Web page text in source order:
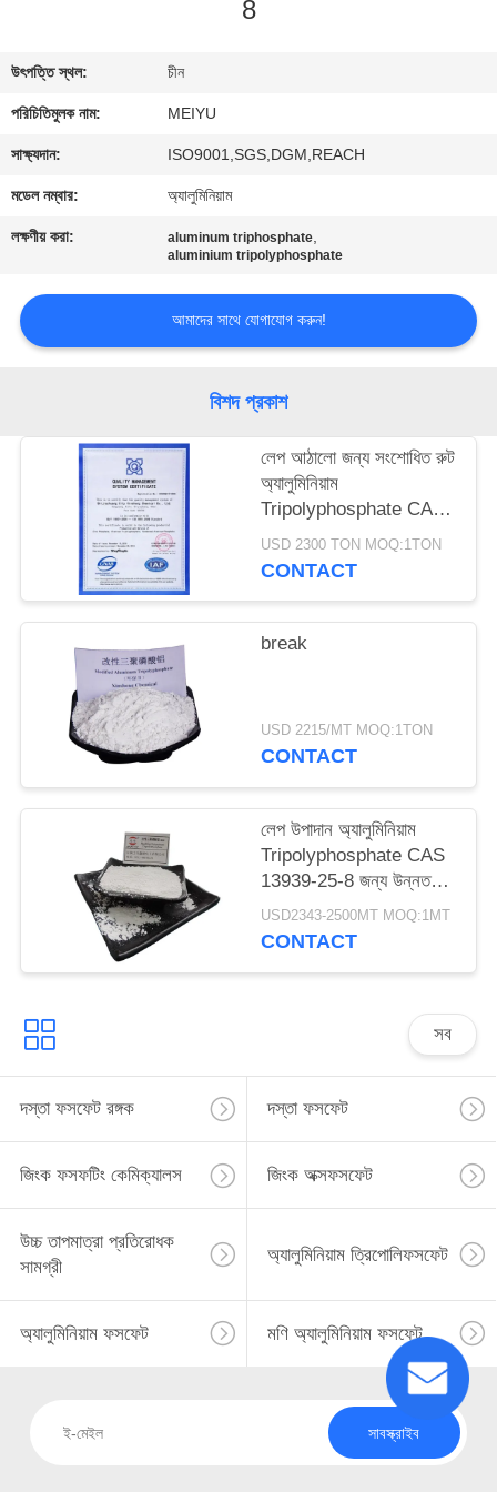
নিয়ন্ত্রণ
আমাদের
সাথে
যোগাযোগ
একটি
উদ্ধৃতি
PRIVACY
POLICY
8
উৎপত্তি স্থল: চীন
পরিচিতিমুলক নাম: MEIYU
সাক্ষ্যদান: ISO9001,SGS,DGM,REACH
মডেল নম্বার: অ্যালুমিনিয়াম
লক্ষণীয় করা: aluminum triphosphate,
aluminium tripolyphosphate
আমাদের সাথে যোগাযোগ করুন!
বিশদ প্রকাশ
লেপ আঠালো জন্য সংশোধিত রুট
অ্যালুমিনিয়াম
Tripolyphosphate CAS
13939-25-8
USD 2300 TON MOQ:1TON
CONTACT
break
USD 2215/MT MOQ:1TON
CONTACT
লেপ উপাদান অ্যালুমিনিয়াম
Tripolyphosphate CAS
13939-25-8 জন্য উন্নত
হোয়াইট পাউডার
USD2343-2500MT MOQ:1MT
CONTACT
সব
দস্তা ফসফেট রঙ্গক দস্তা ফসফেট
জিংক ফসফটিং কেমিক্যালস জিংক অক্সফসফেট
উচ্চ তাপমাত্রা প্রতিরোধক
সামগ্রী
অ্যালুমিনিয়াম ত্রিপোলিফসফেট
অ্যালুমিনিয়াম ফসফেট মণি অ্যালুমিনিয়াম ফসফেট
সাবস্ক্রাইব